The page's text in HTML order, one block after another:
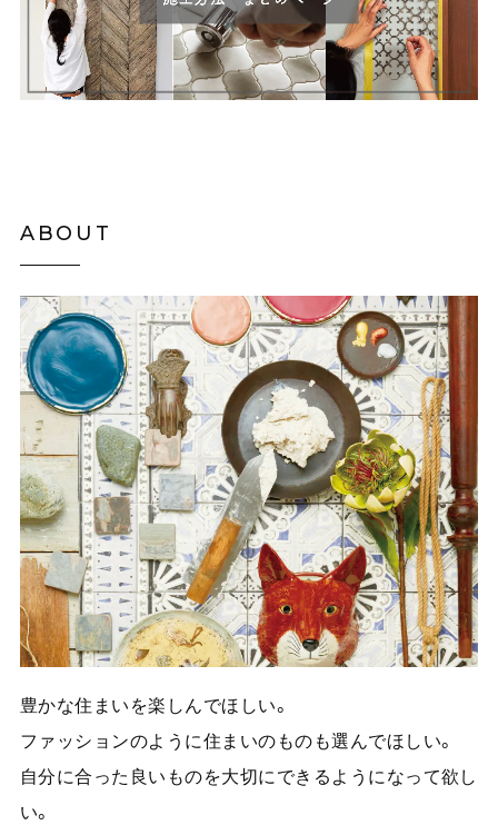
ABOUT
豊かな住まいを楽しんでほしい。
ファッションのように住まいのものも選んでほしい。
自分に合った良いものを大切にできるようになって欲し
い。